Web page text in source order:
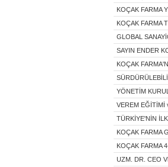
KOÇAK FARMA
KOÇAK FARMA
GLOBAL
SAYIN ENDER
KOÇAK
YÖNETİM
VEREM EĞİTİMİ
TÜRKİYE'NİN
KOÇAK FARMA
KOÇAK FARMA
UZM. DR. CEO